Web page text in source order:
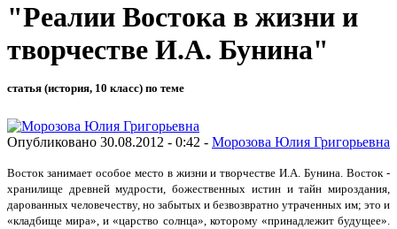
"Реалии Востока в жизни и
творчестве И.А. Бунина"
статья (история, 10 класс) по теме
Опубликовано 30.08.2012 - 0:42 - Морозова Юлия Григорьевна
Восток занимает особое место в жизни и творчестве И.А. Бунина. Восток -
хранилище древней мудрости, божественных истин и тайн мироздания,
дарованных человечеству, но забытых и безвозвратно утраченных им; это и
«кладбище мира», и «царство солнца», которому «принадлежит будущее».